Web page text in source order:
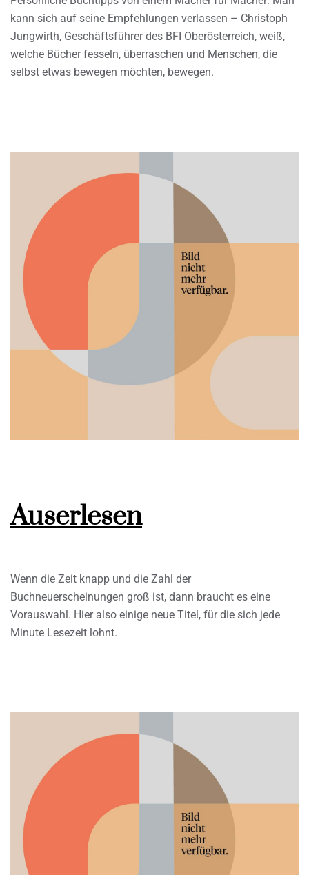
kann sich auf seine Empfehlungen verlassen – Christoph
Jungwirth, Geschäftsführer des BFI Oberösterreich, weiß,
welche Bücher fesseln, überraschen und Menschen, die
selbst etwas bewegen möchten, bewegen.
Auserlesen
Wenn die Zeit knapp und die Zahl der
Buchneuerscheinungen groß ist, dann braucht es eine
Vorauswahl. Hier also einige neue Titel, für die sich jede
Minute Lesezeit lohnt.